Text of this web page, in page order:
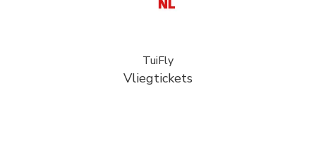
TuiFly
Vliegtickets